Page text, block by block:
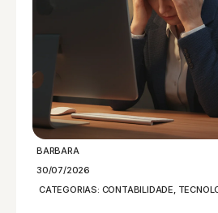
BARBARA
30/07/2026
CATEGORIAS: CONTABILIDADE,